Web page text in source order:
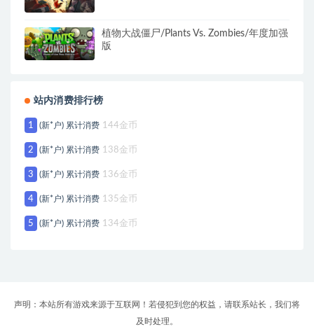
植物大战僵尸/Plants Vs. Zombies/年度加强
版
站内消费排行榜
1 (新*户) 累计消费 144金币
2 (新*户) 累计消费 138金币
3 (新*户) 累计消费 136金币
4 (新*户) 累计消费 135金币
5 (新*户) 累计消费 134金币
声明：本站所有游戏来源于互联网！若侵犯到您的权益，请联系站长，我们将
及时处理。